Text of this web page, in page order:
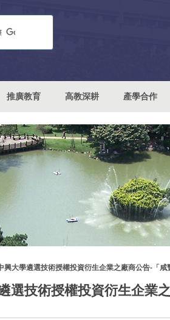
推廣教育 高教深耕 產學合作
興大學遴選技術授權投資衍生企業之廠商公告-「
選技術授權投資衍生企業